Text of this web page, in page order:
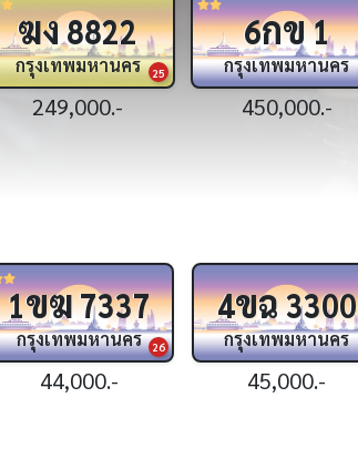
32
ศศ981
กรุงเทพมหานคร
199,000.-
ธธ6395
กรุงเทพมหานคร
179,000.-
26
1ขฆ7337
กรุงเทพมหานคร
44,000.-
4ขฉ3300
กรุงเทพมหานคร
45,000.-